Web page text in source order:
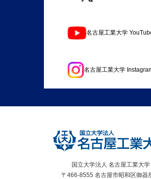
名古屋工業大学
名古屋工業大学
国立大学法人 名古屋工業大学
〒466-8555 名古屋市昭和区御器